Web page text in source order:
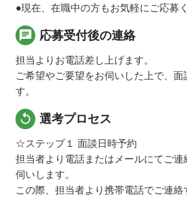
●現在、在職中の方もお気軽にご応募
chat 応募受付後の連絡
担当よりお電話差し上げます。
ご希望やご要望をお伺いした上で、面
す。
replay 選考プロセス
☆ステップ１ 面談日時予約
担当者より電話またはメールにてご
伺いします。
この際、担当者より携帯電話でご連